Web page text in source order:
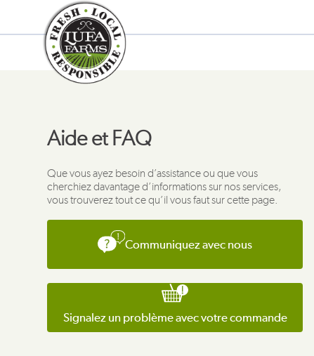
Aide et FAQ
Que vous ayez besoin d’assistance ou que vous
cherchiez davantage d’informations sur nos services,
vous trouverez tout ce qu’il vous faut sur cette page.
Communiquez avec nous
Signalez un problème avec votre commande